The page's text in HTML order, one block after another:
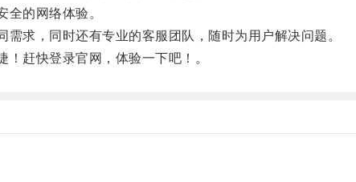
的网络体验。
求，同时还有专业的客服团队，随时为用户解决问题。
赶快登录官网，体验一下吧！。